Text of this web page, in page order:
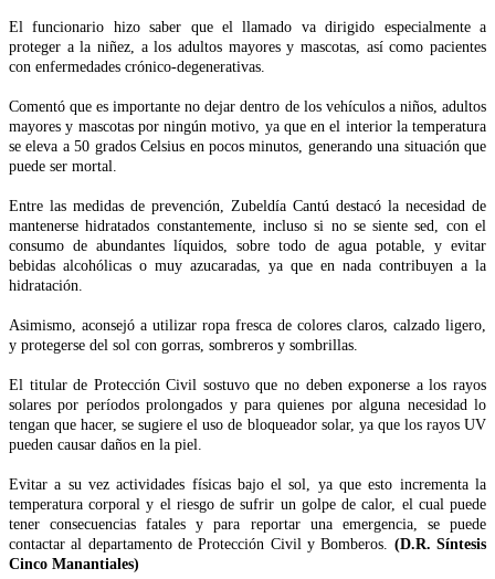
El funcionario hizo saber que el llamado va dirigido especialmente a
proteger a la niñez, a los adultos mayores y mascotas, así como pacientes
con enfermedades crónico-degenerativas.
Comentó que es importante no dejar dentro de los vehículos a niños, adultos
mayores y mascotas por ningún motivo, ya que en el interior la temperatura
se eleva a 50 grados Celsius en pocos minutos, generando una situación que
puede ser mortal.
Entre las medidas de prevención, Zubeldía Cantú destacó la necesidad de
mantenerse hidratados constantemente, incluso si no se siente sed, con el
consumo de abundantes líquidos, sobre todo de agua potable, y evitar
bebidas alcohólicas o muy azucaradas, ya que en nada contribuyen a la
hidratación.
Asimismo, aconsejó a utilizar ropa fresca de colores claros, calzado ligero,
y protegerse del sol con gorras, sombreros y sombrillas.
El titular de Protección Civil sostuvo que no deben exponerse a los rayos
solares por períodos prolongados y para quienes por alguna necesidad lo
tengan que hacer, se sugiere el uso de bloqueador solar, ya que los rayos UV
pueden causar daños en la piel.
Evitar a su vez actividades físicas bajo el sol, ya que esto incrementa la
temperatura corporal y el riesgo de sufrir un golpe de calor, el cual puede
tener consecuencias fatales y para reportar una emergencia, se puede
contactar al departamento de Protección Civil y Bomberos. (D.R. Síntesis
Cinco Manantiales)